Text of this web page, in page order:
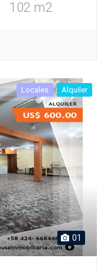
102 m2
Locales Alquiler
01